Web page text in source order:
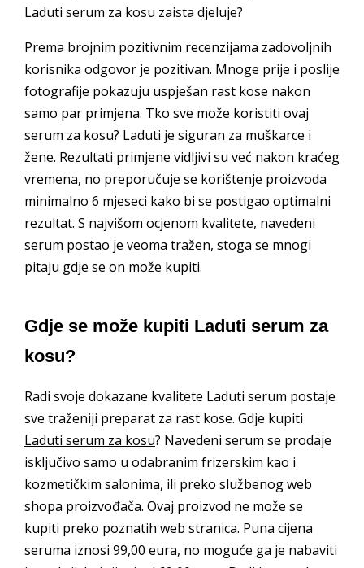
Laduti serum za kosu zaista djeluje?
Prema brojnim pozitivnim recenzijama zadovoljnih
korisnika odgovor je pozitivan. Mnoge prije i poslije
fotografije pokazuju uspješan rast kose nakon
samo par primjena. Tko sve može koristiti ovaj
serum za kosu? Laduti je siguran za muškarce i
žene. Rezultati primjene vidljivi su već nakon kraćeg
vremena, no preporučuje se korištenje proizvoda
minimalno 6 mjeseci kako bi se postigao optimalni
rezultat. S najvišom ocjenom kvalitete, navedeni
serum postao je veoma tražen, stoga se mnogi
pitaju gdje se on može kupiti.
Gdje se može kupiti Laduti serum za
kosu?
Radi svoje dokazane kvalitete Laduti serum postaje
sve traženiji preparat za rast kose. Gdje kupiti
Laduti serum za kosu? Navedeni serum se prodaje
isključivo samo u odabranim frizerskim kao i
kozmetičkim salonima, ili preko službenog web
shopa proizvođača. Ovaj proizvod ne može se
kupiti preko poznatih web stranica. Puna cijena
seruma iznosi 99,00 eura, no moguće ga je nabaviti